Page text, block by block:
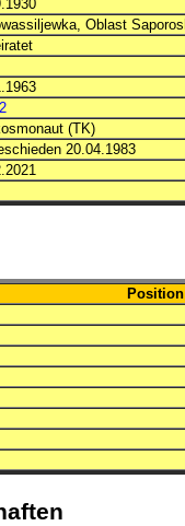
Oblast
(TK)
20.04.1983
Position